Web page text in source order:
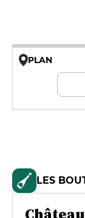
PLAN
LES